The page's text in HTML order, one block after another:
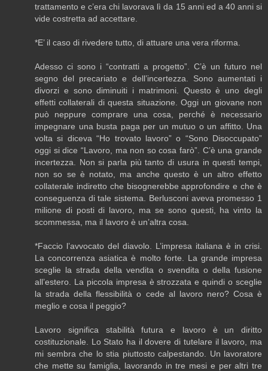
trattamento e c’era chi lavorava lì da 15 anni ed a 40 anni si
vide costretta ad accettare.
*E’ il caso di rivedere tutto, di attuare una vera riforma.
Adesso ci sono i “contratti a progetto”. C’è un futuro nel
segno del precariato e dell’incertezza. Sono aumentati i
divorzi e sono diminuiti i matrimoni. Questo è uno degli
effetti collaterali di questa situazione. Oggi un giovane non
può neppure comprare una cosa, perché è necessario
impegnare una busta paga per un mutuo o un affitto. Una
volta si diceva “Ho trovato lavoro” o “Sono Disoccupato”
oggi si dice “Lavoro, ma non so cosa farò”. C’è una grande
incertezza. Non si parla più tanto di usura in questi tempi,
non so se è notato, ma anche questo è un altro effetto
collaterale indiretto che bisognerebbe approfondire e che è
conseguenza di tale sistema. Berlusconi aveva promesso 1
milione di posti di lavoro, ma se sono questi, ha vinto la
scommessa, ma il lavoro è un’altra cosa.
*Faccio l’avvocato del diavolo. L’impresa italiana è in crisi.
La concorrenza asiatica è molto forte. La grande impresa
sceglie la strada della vendita o svendita o della fusione
all’estero. La piccola impresa è strozzata e quindi o sceglie
la strada della flessibilità o cede al lavoro nero? Cosa è
meglio e cosa il peggio?
Lavoro significa stabilità futura e lavoro è un diritto
costituzionale. Lo Stato ha il dovere di tutelare il lavoro, ma
mi sembra che lo stia piuttosto calpestando. Un lavoratore
che mette su famiglia, lavorando in tre mesi e per altri tre